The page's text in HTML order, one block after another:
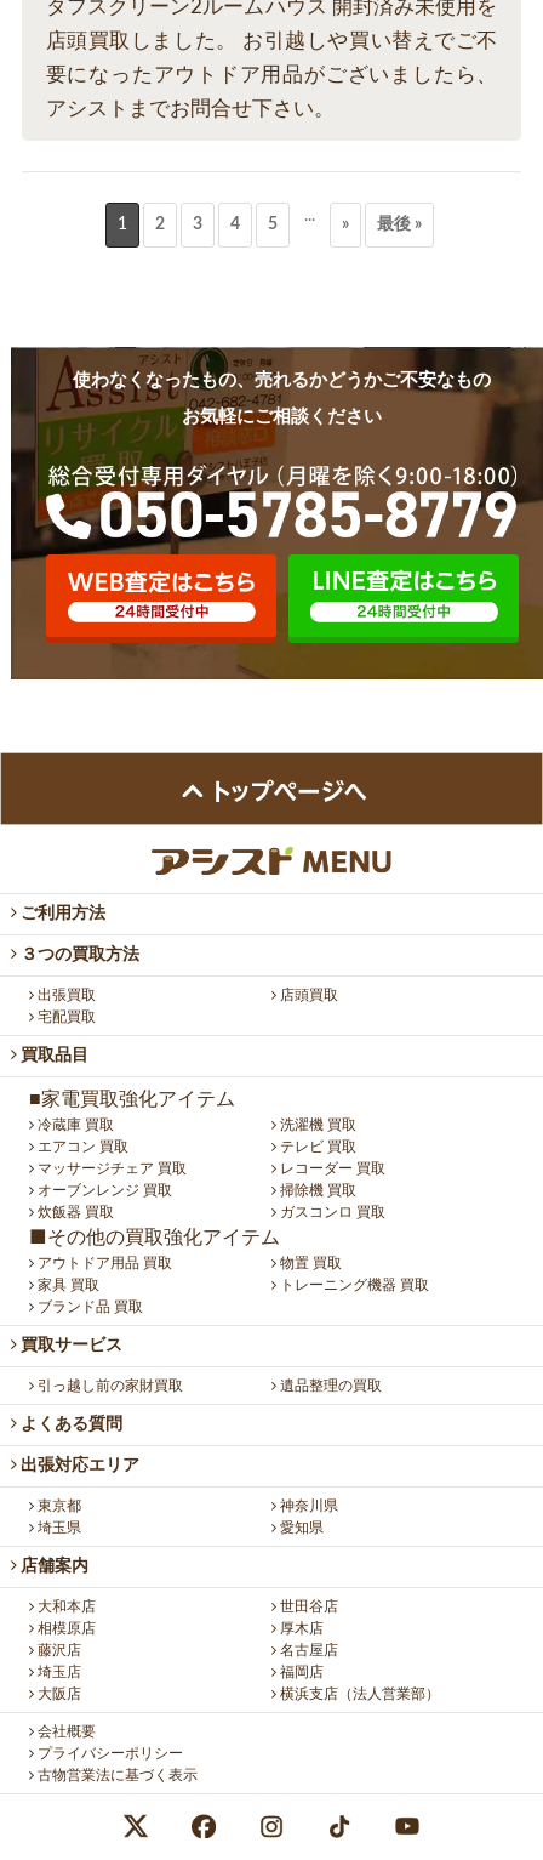
タフスクリーン2ルームハウス 開封済み未使用を
店頭買取しました。 お引越しや買い替えでご不
要になったアウトドア用品がございましたら、
アシストまでお問合せ下さい。
1 2 3 4 5 ... » 最後 »
使わなくなったもの、売れるかどうかご不安なもの
お気軽にご相談ください
ご利用方法
３つの買取方法
出張買取
店頭買取
宅配買取
買取品目
■家電買取強化アイテム
冷蔵庫 買取
洗濯機 買取
エアコン 買取
テレビ 買取
マッサージチェア 買取
レコーダー 買取
オーブンレンジ 買取
掃除機 買取
炊飯器 買取
ガスコンロ 買取
■その他の買取強化アイテム
アウトドア用品 買取
物置 買取
家具 買取
トレーニング機器 買取
ブランド品 買取
買取サービス
引っ越し前の家財買取 遺品整理の買取
よくある質問
出張対応エリア
東京都
神奈川県
埼玉県
愛知県
店舗案内
大和本店
世田谷店
相模原店
厚木店
藤沢店
名古屋店
埼玉店
福岡店
大阪店
横浜支店（法人営業部）
会社概要
プライバシーポリシー
古物営業法に基づく表示